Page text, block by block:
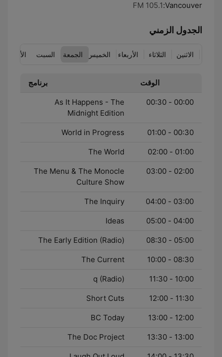
Vancouver:
105.1 FM
الجدول الزمني
الاثنين الثلاثاء الأربعاء الخميس الجمعة السبت الأحد
الوقت برنامج
00:00 - 00:30
As It Happens - The
Midnight Edition
00:30 - 01:00
World in Progress
01:00 - 02:00
The World
02:00 - 03:00
The Menu & The Monocle
Culture Show
03:00 - 04:00
The Inquiry
04:00 - 05:00
Ideas
05:00 - 08:30
The Early Edition (Radio)
08:30 - 10:00
The Current
10:00 - 11:30
q (Radio)
11:30 - 12:00
Short Cuts
12:00 - 13:00
BC Today
13:00 - 13:30
The Doc Project